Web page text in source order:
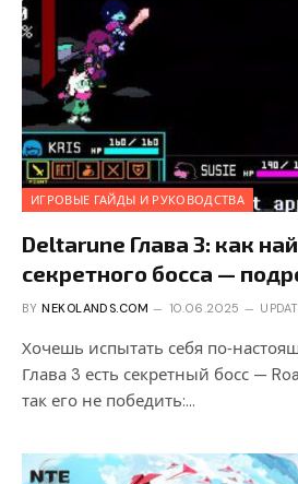
ИГРОВЫЕ ГАЙДЫ И РУКОВОДСТВА
Deltarune Глава 3: как
секретного босса —
BY NEKOLANDS.COM 10.06.2025
Хочешь испытать себя
Глава 3 есть секретный босс —
так его не победить:…